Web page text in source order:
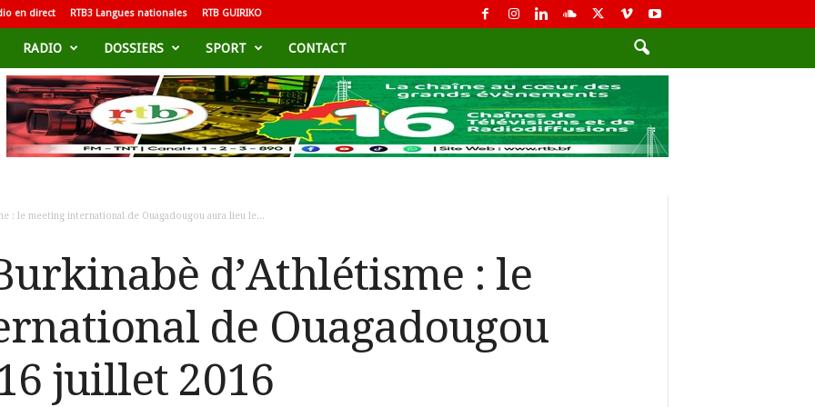
en direct RTB3 Langues nationales RTB GUIRIKO
RADIO DOSSIERS SPORT CONTACT
: le meeting international de Ouagadougou aura lieu le...
d’Athlétisme : le
de Ouagadougou
juillet 2016